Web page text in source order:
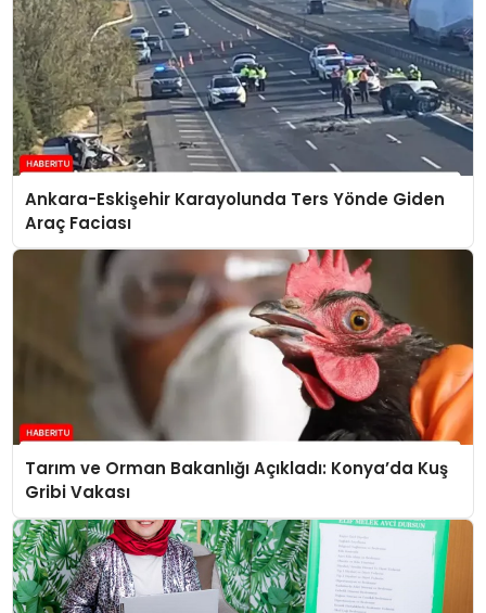
Ankara-Eskişehir Karayolunda Ters Yönde Giden
Araç Faciası
Tarım ve Orman Bakanlığı Açıkladı: Konya’da Kuş
Gribi Vakası